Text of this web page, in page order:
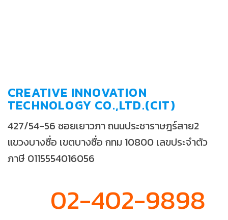
CREATIVE INNOVATION
TECHNOLOGY CO.,LTD.(CIT)
427/54-56 ซอยเยาวภา ถนนประชาราษฎร์สาย2
แขวงบางซื่อ เขตบางซื่อ กทม 10800 เลขประจำตัว
ภาษี 0115554016056
02-402-9898